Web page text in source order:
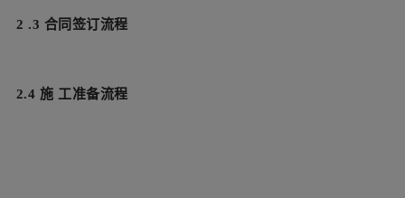
2 .3 合同签订流程
2.4 施 工准备流程